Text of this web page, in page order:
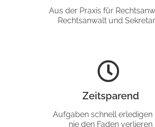
Aus der Praxis für
Rechtsanwalt und
Zeitsparend
Aufgaben schnell erledigen
nie den Faden verlieren